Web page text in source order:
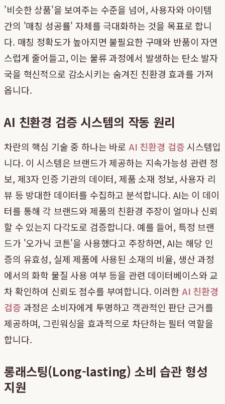
'비슷한 상품'을 보여주는 수준을 넘어, 사용자와 아이템
간의 '매칭 성공률' 자체를 극대화하는 것을 목표로 합니
다. 매칭 정확도가 높아지면 불필요한 구매와 반품이 자연
스럽게 줄어들고, 이는 물류 과정에서 발생하는 탄소 발자
국을 혁신적으로 감소시키는 숨겨진 친환경 효과를 가져
옵니다.
AI 친환경 검증 시스템의 작동 원리
차란의 핵심 기술 중 하나는 바로 AI 친환경 검증시스템입
니다. 이 시스템은 브랜드가 제공하는 지속가능성 관련 정
보, 제3자 인증 기관의 데이터, 제품 소재 정보, 사용자 리
뷰 등 방대한 데이터를 수집하고 분석합니다. AI는 이 데이
터를 통해 각 브랜드와 제품의 친환경 주장이 얼마나 신뢰
할 수 있는지 다각도로 검증합니다. 예를 들어, 특정 브랜
드가 '오가닉 코튼'을 사용했다고 주장하면, AI는 해당 인
증의 유효성, 실제 제품에 사용된 소재의 비율, 생산 과정
에서의 화학 물질 사용 여부 등을 관련 데이터베이스와 교
차 확인하여 신뢰도 점수를 부여합니다. 이러한 AI 친환경
검증 과정은 소비자에게 투명하고 객관적인 판단 근거를
제공하며, 그린워싱을 효과적으로 차단하는 필터 역할을
합니다.
롱래스팅(Long-lasting) 소비 습관 형성
지원